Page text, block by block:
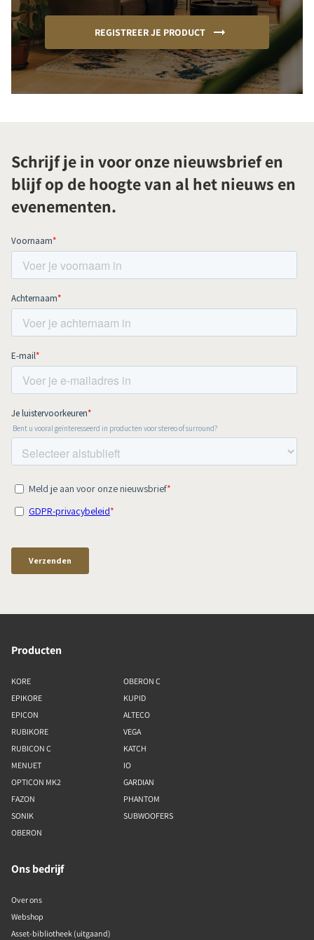
REGISTREER JE PRODUCT
Schrijf je in voor onze nieuwsbrief en
blijf op de hoogte van al het nieuws en
evenementen.
Producten
KORE
EPIKORE
EPICON
RUBIKORE
RUBICON C
MENUET
OPTICON MK2
FAZON
SONIK
OBERON
OBERON C
KUPID
ALTECO
VEGA
KATCH
IO
GARDIAN
PHANTOM
SUBWOOFERS
Ons bedrijf
Over ons
Webshop
Asset-bibliotheek (uitgaand)